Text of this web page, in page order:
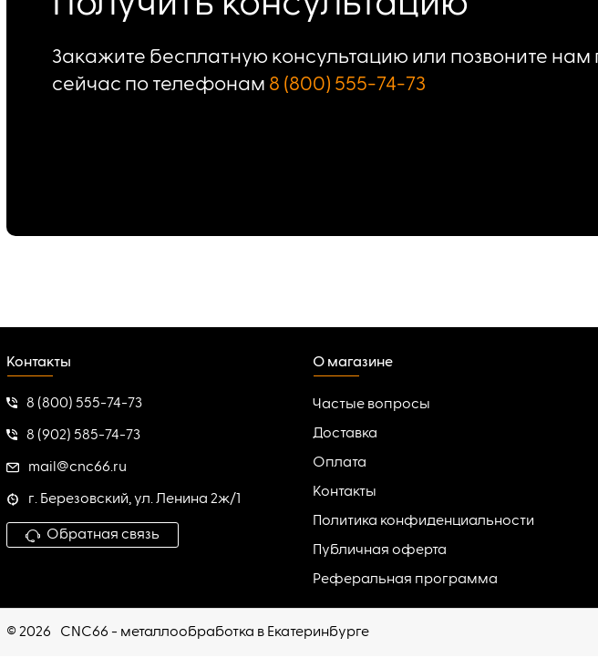
Закажите бесплатную консультацию или позвоните
сейчас по телефонам 8 (800) 555-74-73
Контакты
8 (800) 555-74-73
8 (902) 585-74-73
mail@cnc66.ru
г. Березовский, ул. Ленина 2ж/1
Обратная связь
О магазине
Частые вопросы
Доставка
Оплата
Контакты
Политика конфиденциальности
Публичная оферта
Реферальная программа
© 2026 CNC66 - металлообработка в Екатеринбурге